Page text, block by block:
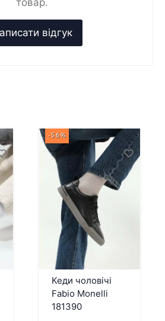
-56%
Кеди чоловічі
Fabio Monelli
181390